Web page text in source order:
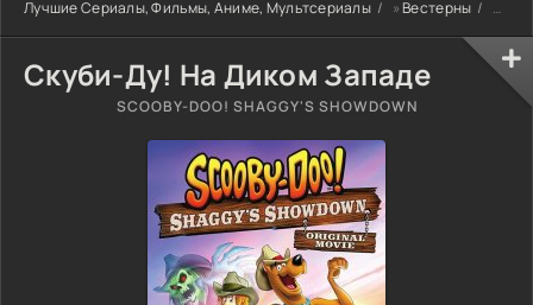
Лучшие Сериалы, Фильмы, Аниме, Мультсериалы »Вестерны
Скуби-Ду! На Диком Западе
SCOOBY-DOO! SHAGGY'S SHOWDOWN